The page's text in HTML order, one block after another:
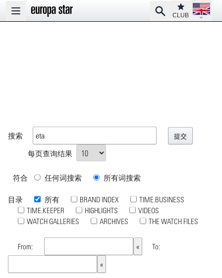
Open main menu
SearchClub
CLUB
Open
搜索
每页查询结果
符合 任何词搜索 所有词搜索
目录 所有 BRAND INDEX
TIME.BUSINESS
TIME.KEEPER
HIGHLIGHTS
VIDEOS
WATCH GALLERIES
ARCHIVES THE WATCH FILES
From: To: